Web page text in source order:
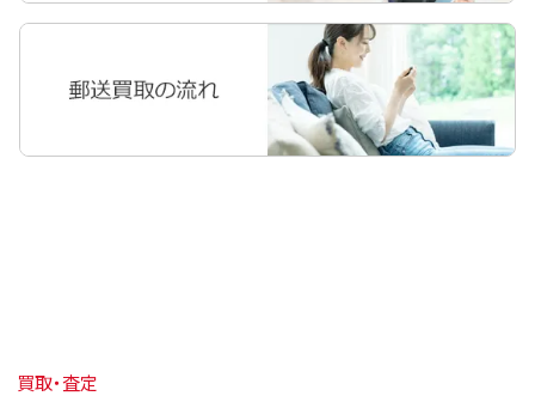
買取・査定